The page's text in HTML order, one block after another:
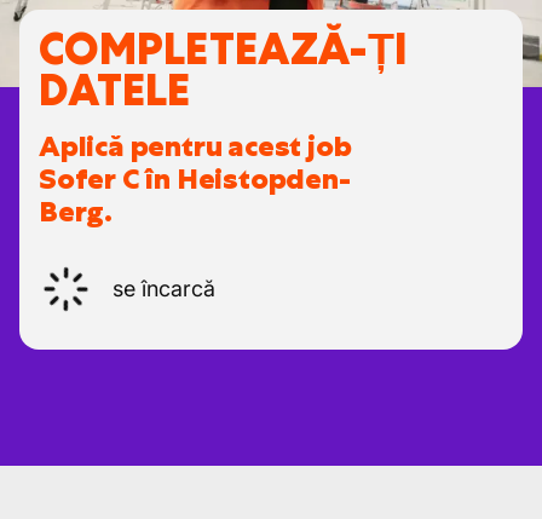
COMPLETEAZĂ-ȚI
DATELE
Aplică pentru acest job
Sofer C în Heistopden-
Berg.
se încarcă